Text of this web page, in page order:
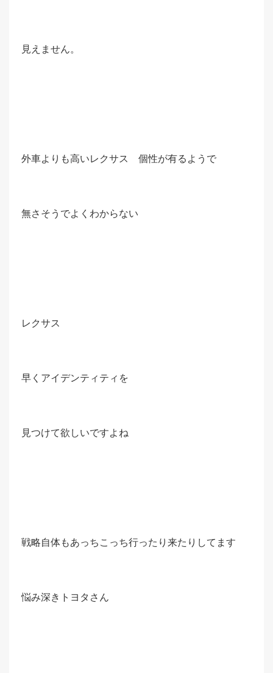
見えません。
外車よりも高いレクサス 個性が有るようで
無さそうでよくわからない
レクサス
早くアイデンティティを
見つけて欲しいですよね
戦略自体もあっちこっち行ったり来たりしてます
悩み深きトヨタさん